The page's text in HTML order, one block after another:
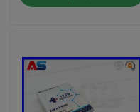
পণ্য
আমাদের সম্পর্কে